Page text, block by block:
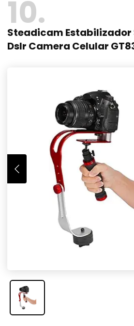
10
Steadicam
Dslr Camera Celular